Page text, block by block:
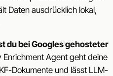
Daten ausdrücklich lokal,
du bei Googles gehosteter
Enrichment Agent geht deine
Dokumente und lässt LLM-